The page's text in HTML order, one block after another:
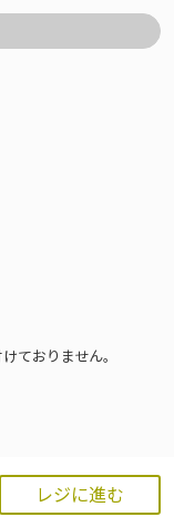
レジに進む
ておりません。